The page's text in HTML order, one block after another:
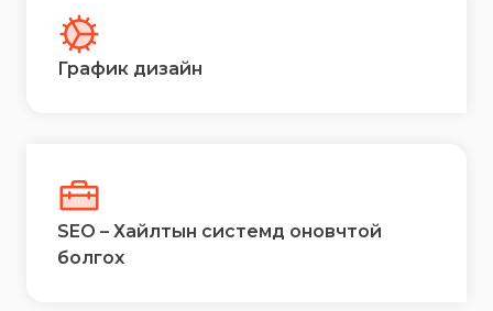
График дизайн
SEO – Хайлтын системд оновчтой
болгох